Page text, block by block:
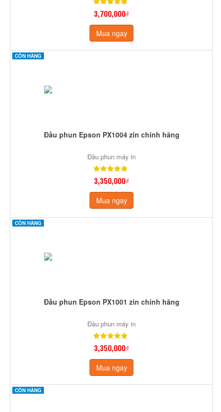
3,700,000₫
Mua ngay
CÒN HÀNG
Đầu phun Epson PX1004 zin chính hãng
Đầu phun máy in
3,350,000₫
Mua ngay
CÒN HÀNG
Đầu phun Epson PX1001 zin chính hãng
Đầu phun máy in
3,350,000₫
Mua ngay
CÒN HÀNG